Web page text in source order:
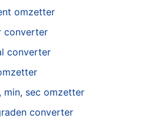
omzetter
converter
converter
min, sec omzetter
converter